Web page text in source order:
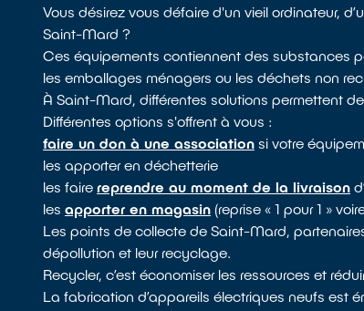
Vous désirez vous défaire d'un vieil ordinateur,
Saint-Mard ?
Ces équipements contiennent des substances
les emballages ménagers ou les déchets non
À Saint-Mard, différentes solutions permettent
Différentes options s'offrent à vous :
faire un don à une association si votre
les apporter en déchetterie
les fairereprendre au moment de la livraison
lesapporter en magasin (reprise « 1 pour 1 »
Les points de collecte de Saint-Mard,
dépollution et leur recyclage.
Recycler, c’est économiser les ressources et
La fabrication d’appareils électriques neufs est